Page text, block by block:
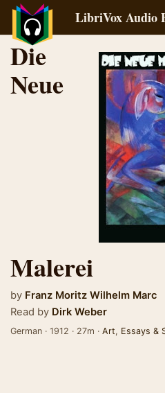
LibriVox Audio
Die
Neue
Malerei
by Franz Moritz Wilhelm Marc
Read by Dirk Weber
German · 1912 · 27m · Art, Essays &